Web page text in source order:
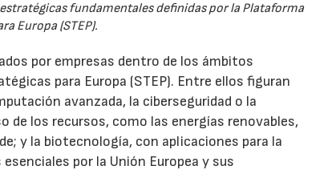
fundamentales definidas por la Plataforma
Europa (STEP).
por empresas dentro de los ámbitos
para Europa (STEP). Entre ellos figuran
avanzada, la ciberseguridad o la
los recursos, como las energías renovables,
y la biotecnología, con aplicaciones para la
por la Unión Europea y sus